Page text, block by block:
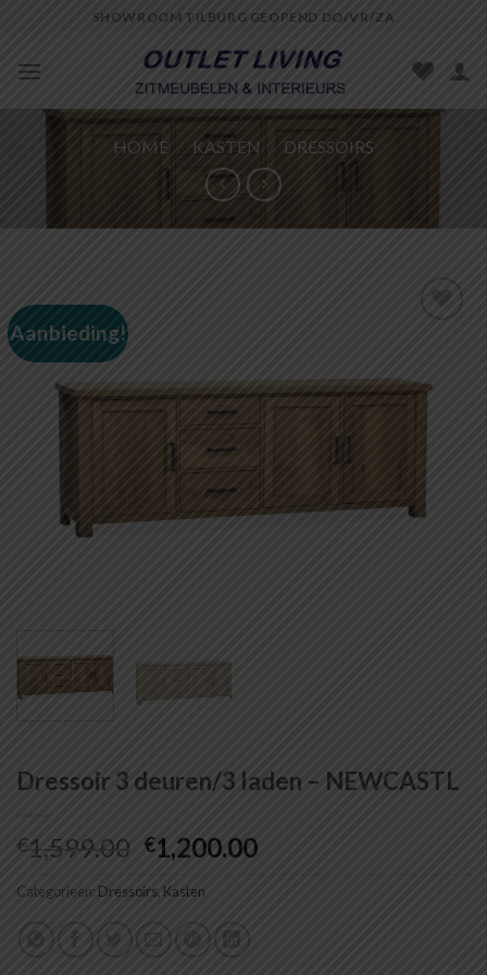
content
SHOWROOM TILBURG GEOPEND DO/VR/ZA
HOME / KASTEN DRESSOIRS
Aanbieding!
Toevoegen
aan
Dressoir 3 deuren/3 laden – NEWCASTL
€1,599.00 Oorspronkelijke
was:
€1,599.00.
€1,200.00Huidige
Categorieën: Dressoirs, Kasten